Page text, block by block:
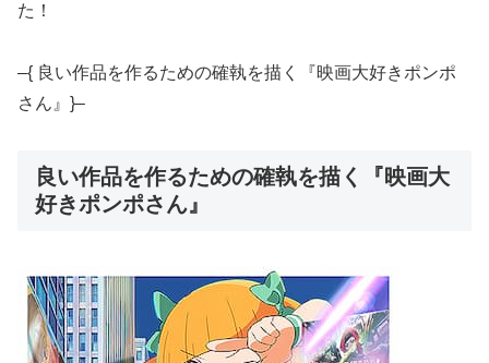
た！
–{ 良い作品を作るための確執を描く『映画大好きポンポ
さん』}–
良い作品を作るための確執を描く『映画大
好きポンポさん』